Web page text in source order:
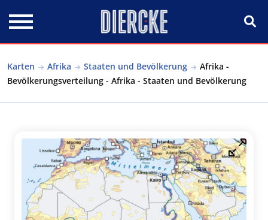
Karten Afrika Staaten und Bevölkerung
Afrika -
Bevölkerungsverteilung - Afrika - Staaten und Bevölkerung